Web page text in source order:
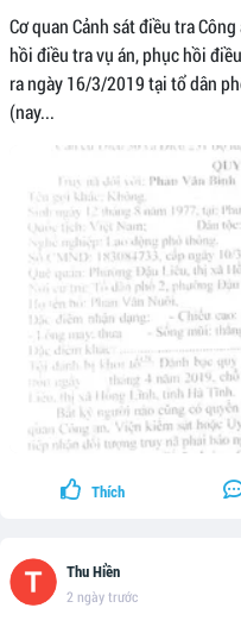
Cơ quan Cảnh sát điều tra
hồi điều tra vụ án, phục hồi
ra ngày 16/3/2019 tại tổ dân
(nay...
Thích
Thu Hiền
2 ngày trước